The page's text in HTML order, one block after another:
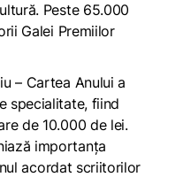
Peste 65.000
Galei Premiilor
– Cartea Anului a
specialitate, fiind
de 10.000 de lei.
importanța
acordat scriitorilor